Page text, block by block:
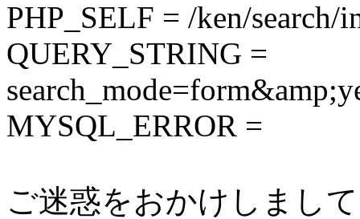
PHP_SELF = /ken/search/
QUERY_STRING =
MYSQL_ERROR =
ご迷惑をおかけしまし